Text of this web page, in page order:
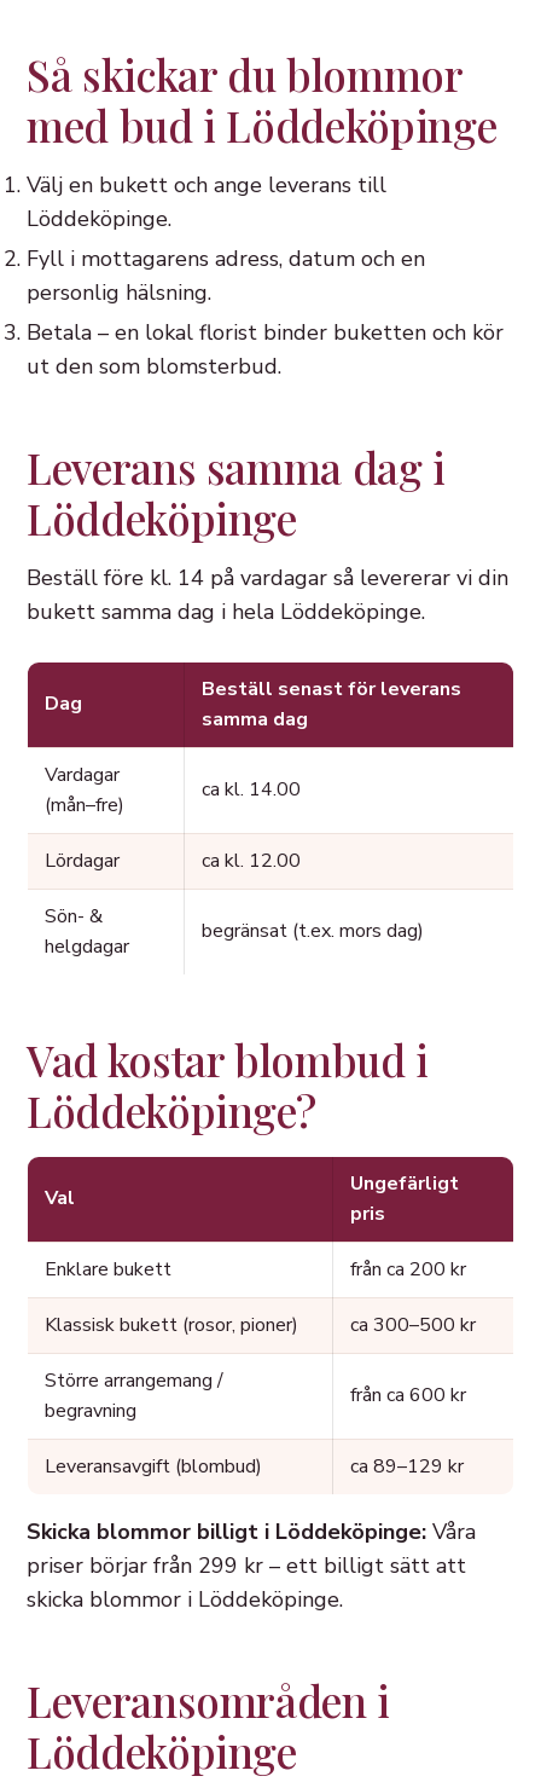
Så skickar du blommor
med bud i Löddeköpinge
Välj en bukett och ange leverans till
Löddeköpinge.
Fyll i mottagarens adress, datum och en
personlig hälsning.
Betala – en lokal florist binder buketten och kör
ut den som blomsterbud.
Leverans samma dag i
Löddeköpinge
Beställ före kl. 14 på vardagar så levererar vi din
bukett samma dag i hela Löddeköpinge.
Dag
Beställ senast för leverans
samma dag
Vardagar
(mån–fre)
ca kl. 14.00
Lördagar ca kl. 12.00
Sön- &
helgdagar
begränsat (t.ex. mors dag)
Vad kostar blombud i
Löddeköpinge?
Val
Ungefärligt
pris
Enklare bukett från ca 200 kr
Klassisk bukett (rosor, pioner) ca 300–500 kr
Större arrangemang /
begravning
från ca 600 kr
Leveransavgift (blombud) ca 89–129 kr
Skicka blommor billigt i Löddeköpinge: Våra
priser börjar från 299 kr – ett billigt sätt att
skicka blommor i Löddeköpinge.
Leveransområden i
Löddeköpinge